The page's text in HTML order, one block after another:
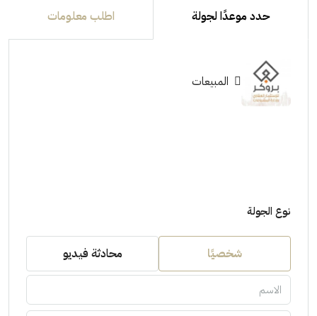
حدد موعدًا لجولة اطلب معلومات
المبيعات
نوع الجولة
شخصيًا محادثة فيديو